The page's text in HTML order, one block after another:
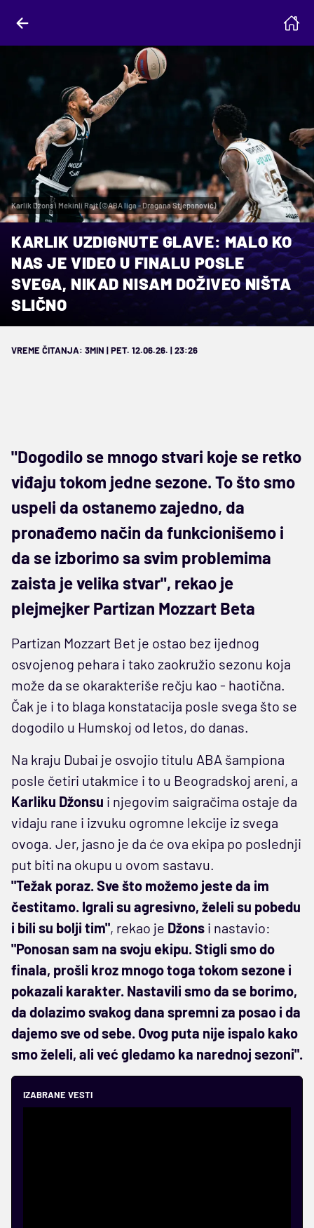
Karlik Džons i Mekinli Rajt (©ABA liga - Dragana Stjepanović)
KARLIK UZDIGNUTE GLAVE: MALO KO
NAS JE VIDEO U FINALU POSLE
SVEGA, NIKAD NISAM DOŽIVEO NIŠTA
SLIČNO
VREME ČITANJA: 3MIN | PET. 12.06.26. | 23:26
"Dogodilo se mnogo stvari koje se retko
viđaju tokom jedne sezone. To što smo
uspeli da ostanemo zajedno, da
pronađemo način da funkcionišemo i
da se izborimo sa svim problemima
zaista je velika stvar", rekao je
plejmejker Partizan Mozzart Beta
Partizan Mozzart Bet je ostao bez ijednog
osvojenog pehara i tako zaokružio sezonu koja
može da se okarakteriše rečju kao - haotična.
Čak je i to blaga konstatacija posle svega što se
dogodilo u Humskoj od letos, do danas.
Na kraju Dubai je osvojio titulu ABA šampiona
posle četiri utakmice i to u Beogradskoj areni, a
Karliku Džonsu i njegovim saigračima ostaje da
vidaju rane i izvuku ogromne lekcije iz svega
ovoga. Jer, jasno je da će ova ekipa po poslednji
put biti na okupu u ovom sastavu.
"Težak poraz. Sve što možemo jeste da im
čestitamo. Igrali su agresivno, želeli su pobedu
i bili su bolji tim", rekao je Džons i nastavio:
"Ponosan sam na svoju ekipu. Stigli smo do
finala, prošli kroz mnogo toga tokom sezone i
pokazali karakter. Nastavili smo da se borimo,
da dolazimo svakog dana spremni za posao i da
dajemo sve od sebe. Ovog puta nije ispalo kako
smo želeli, ali već gledamo ka narednoj sezoni".
IZABRANE VESTI